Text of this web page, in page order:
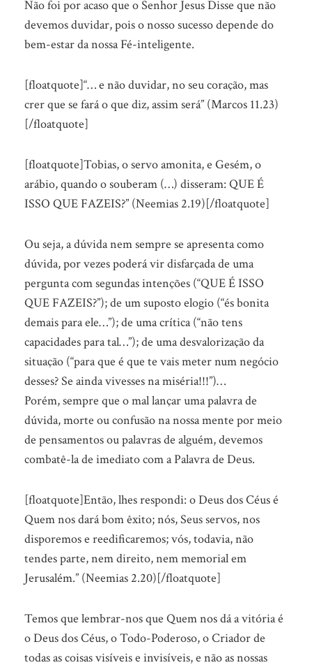
Não foi por acaso que o Senhor Jesus Disse que não
devemos duvidar, pois o nosso sucesso depende do
bem-estar da nossa Fé-inteligente.
[floatquote]“… e não duvidar, no seu coração, mas
crer que se fará o que diz, assim será” (Marcos 11.23)
[/floatquote]
[floatquote]Tobias, o servo amonita, e Gesém, o
arábio, quando o souberam (…) disseram: QUE É
ISSO QUE FAZEIS?” (Neemias 2.19)[/floatquote]
Ou seja, a dúvida nem sempre se apresenta como
dúvida, por vezes poderá vir disfarçada de uma
pergunta com segundas intenções (“QUE É ISSO
QUE FAZEIS?”); de um suposto elogio (“és bonita
demais para ele…”); de uma crítica (“não tens
capacidades para tal…”); de uma desvalorização da
situação (“para que é que te vais meter num negócio
desses? Se ainda vivesses na miséria!!!”)…
Porém, sempre que o mal lançar uma palavra de
dúvida, morte ou confusão na nossa mente por meio
de pensamentos ou palavras de alguém, devemos
combatê-la de imediato com a Palavra de Deus.
[floatquote]Então, lhes respondi: o Deus dos Céus é
Quem nos dará bom êxito; nós, Seus servos, nos
disporemos e reedificaremos; vós, todavia, não
tendes parte, nem direito, nem memorial em
Jerusalém.” (Neemias 2.20)[/floatquote]
Temos que lembrar-nos que Quem nos dá a vitória é
o Deus dos Céus, o Todo-Poderoso, o Criador de
todas as coisas visíveis e invisíveis, e não as nossas